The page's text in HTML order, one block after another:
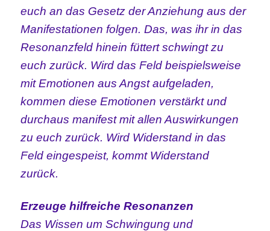
euch an das Gesetz der Anziehung aus der
Manifestationen folgen. Das, was ihr in das
Resonanzfeld hinein füttert schwingt zu
euch zurück. Wird das Feld beispielsweise
mit Emotionen aus Angst aufgeladen,
kommen diese Emotionen verstärkt und
durchaus manifest mit allen Auswirkungen
zu euch zurück. Wird Widerstand in das
Feld eingespeist, kommt Widerstand
zurück.
Erzeuge hilfreiche Resonanzen
Das Wissen um Schwingung und